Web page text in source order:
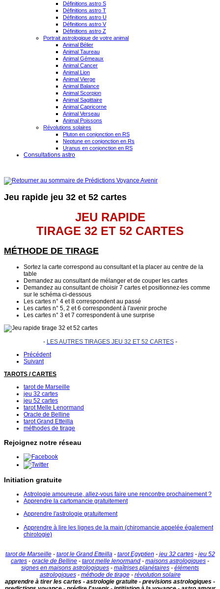
Définitions astro S
Définitions astro T
Définitions astro U
Définitions astro V
Définitions astro Z
Portrait astrologique de votre animal
Animal Bélier
Animal Taureau
Animal Gémeaux
Animal Cancer
Animal Lion
Animal Vierge
Animal Balance
Animal Scorpion
Animal Sagittaire
Animal Capricorne
Animal Verseau
Animal Poissons
Révolutions solaires
Pluton en conjonction en RS
Neptune en conjonction en Rs
Uranus en conjonction en RS
Consultations astro
Jeu rapide jeu 32 et 52 cartes
JEU RAPIDE
TIRAGE 32 ET 52 CARTES
MÉTHODE DE TIRAGE
Sortez la carte correspond au consultant et la placer au centre de la
table
Demandez au consultant de mélanger et de couper les cartes
Demandez au consultant de choisir 7 cartes et positionnez-les comme
sur le schéma ci-dessous
Les cartes n° 4 et 8 correspondent au passé
Les cartes n° 5, 2 et 6 correspondent à l'avenir proche
Les cartes n° 3 et 7 correspondent à une surprise
- LES AUTRES TIRAGES JEU 32 ET 52 CARTES-
Précédent
Suivant
TAROTS / CARTES
tarot de Marseille
jeu 32 cartes
jeu 52 cartes
tarot Melle Lenormand
Oracle de Belline
tarot Grand Etteilla
méthodes de tirage
Rejoignez notre réseau
Initiation gratuite
Astrologie amoureuse, allez-vous faire une rencontre prochainement ?
Apprendre la cartomancie gratuitement
Apprendre l'astrologie gratuitement
Apprendre à lire les lignes de la main (chiromancie appelée également
chirologie)
tarot de Marseille- tarot le Grand Etteilla- tarot Egyptien - jeu 32 cartes- jeu 52
cartes - oracle de Belline - tarot melle lenormand - maisons astrologiques -
signes en maisons astrologiques - maîtrises planétaires - éléments
astrologiques- méthode de tirage- révolution solaire
apprendre à tirer les cartes - astrologie gratuite - previsions astrologiques -